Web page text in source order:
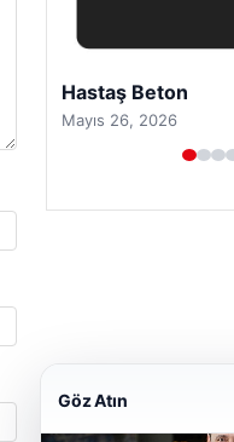
Enes Kaplan
Nisan 28, 2026
Göz Atın